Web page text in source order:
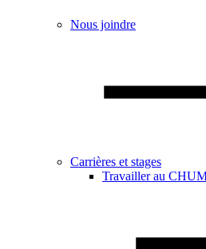
Nous joindre
Carrières et stages
Travailler au